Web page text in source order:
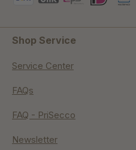
Shop Service
Service Center
FAQs
FAQ - PriSecco
Newsletter